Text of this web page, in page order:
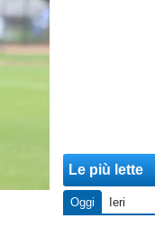
Le più lette
Oggi Ieri